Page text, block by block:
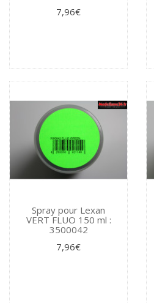
7,96€
Spray pour Lexan
VERT FLUO 150 ml :
3500042
7,96€